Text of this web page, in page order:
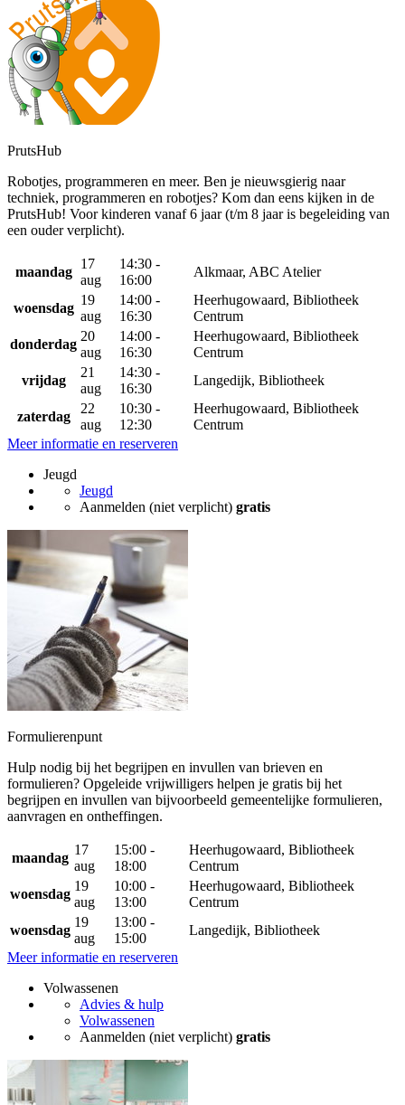
PrutsHub
Robotjes, programmeren en meer. Ben je nieuwsgierig naar
techniek, programmeren en robotjes? Kom dan eens kijken in de
PrutsHub! Voor kinderen vanaf 6 jaar (t/m 8 jaar is begeleiding van
een ouder verplicht).
maandag
17
aug
14:30 -
16:00
Alkmaar, ABC Atelier
woensdag
19
aug
14:00 -
16:30
Heerhugowaard, Bibliotheek
Centrum
donderdag
20
aug
14:00 -
16:30
Heerhugowaard, Bibliotheek
Centrum
vrijdag
21
aug
14:30 -
16:30
Langedijk, Bibliotheek
zaterdag
22
aug
10:30 -
12:30
Heerhugowaard, Bibliotheek
Centrum
Meer informatie en reserveren
Jeugd
Jeugd
Aanmelden (niet verplicht) gratis
Formulierenpunt
Hulp nodig bij het begrijpen en invullen van brieven en
formulieren? Opgeleide vrijwilligers helpen je gratis bij het
begrijpen en invullen van bijvoorbeeld gemeentelijke formulieren,
aanvragen en ontheffingen.
maandag
17
aug
15:00 -
18:00
Heerhugowaard, Bibliotheek
Centrum
woensdag
19
aug
10:00 -
13:00
Heerhugowaard, Bibliotheek
Centrum
woensdag
19
aug
13:00 -
15:00
Langedijk, Bibliotheek
Meer informatie en reserveren
Volwassenen
Advies & hulp
Volwassenen
Aanmelden (niet verplicht) gratis